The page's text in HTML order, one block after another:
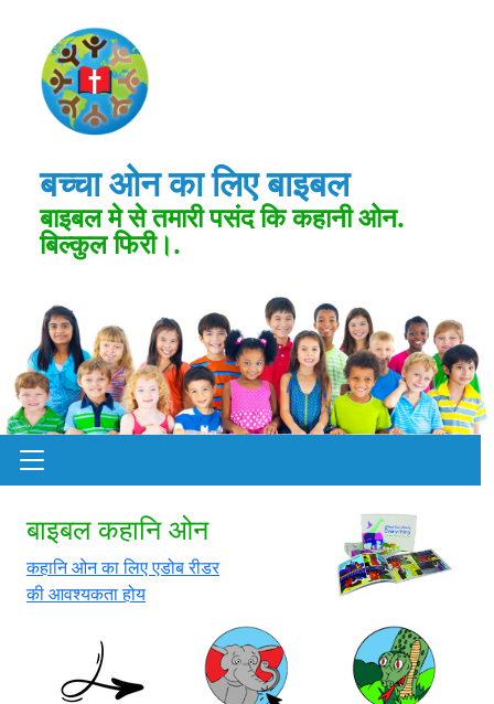
बच्चा ओन का लिए बाइबल
बाइबल मे से तमारी पसंद कि कहानी ओन.
बिल्कुल फिरी।.
बाइबल कहानि ओन
कहानि ओन का लिए एडोब रीडर
की आवश्यकता होय